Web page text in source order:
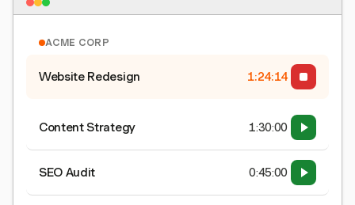
ACME CORP
Website Redesign 1:24:15
Content Strategy 1:30:00
SEO Audit 0:45:00